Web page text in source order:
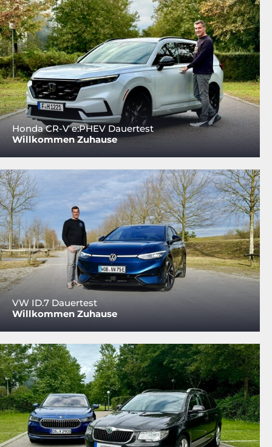
Honda CR-V e:PHEV Dauertest
Willkommen Zuhause
VW ID.7 Dauertest
Willkommen Zuhause